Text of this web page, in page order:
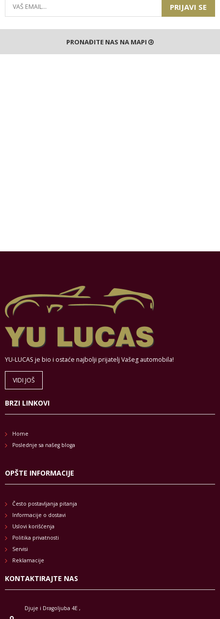
PRIJAVI SE
PRONAĐITE NAS NA MAPI
YU-LUCAS je bio i ostaće najbolji prijatelj Vašeg automobila!
VIDI JOŠ
BRZI LINKOVI
Home
Poslednje sa našeg bloga
OPŠTE INFORMACIJE
Često postavljanja pitanja
Informacije o dostavi
Uslovi korišćenja
Politika privatnosti
Servisi
Reklamacije
KONTAKTIRAJTE NAS
Djuje i Dragoljuba 4E ,